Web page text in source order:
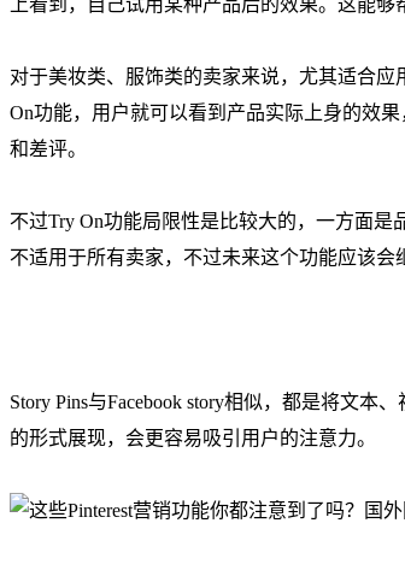
对于美妆类、服饰类的卖家来说，尤其适合
On功能，用户就可以看到产品实际上身的效
和差评。
不过Try On功能局限性是比较大的，一方面
不适用于所有卖家，不过未来这个功能应该会
Story Pins与Facebook story相似，都是将文本
的形式展现，会更容易吸引用户的注意力。